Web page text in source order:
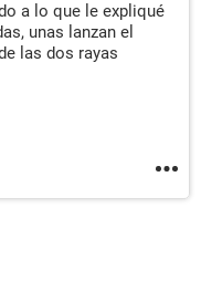
a lo que le expliqué
unas lanzan el
las dos rayas